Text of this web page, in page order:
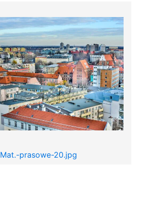
Mat.-prasowe-20.jpg